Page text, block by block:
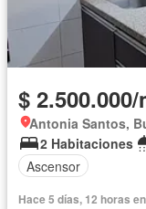
$
Antonia Santos,
2 Habitaciones
Ascensor
Hace 5 días, 12 horas